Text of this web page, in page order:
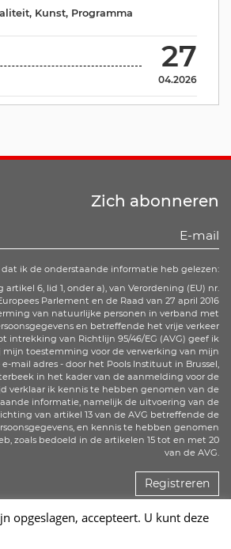
27
04.2026
, Kunst, Programma
Zich abonneren
ik de onderstaande informatie heb gelezen:
artikel 6, lid 1, onder a), van Verordening (EU) nr.
Parlement en de Raad van 27 april 2016
van natuurlijke personen in verband met
en betreffende het vrije verkeer
intrekking van Richtlijn 95/46/EG (AVG) geef ik
mijn toestemming voor de verwerking van mijn
e-mail adres - door het Pools Instituut in Brussel,
in het kader van de aanmelding voor de
verklaar ik kennis te hebben genomen van de
informatie, namelijk de uitvoering van de
van artikel 13 van de AVG betreffende de
en kennis te hebben genomen
zoals bedoeld in de artikelen 15 tot en met 20
van de AVG.
Registreren
opgeslagen, accepteert. U kunt deze